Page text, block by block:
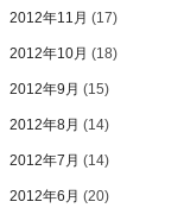
2012年11月 (17)
2012年10月 (18)
2012年9月 (15)
2012年8月 (14)
2012年7月 (14)
2012年6月 (20)